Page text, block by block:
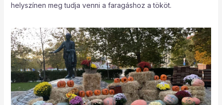
helyszínen meg tudja venni a faragáshoz a tököt.